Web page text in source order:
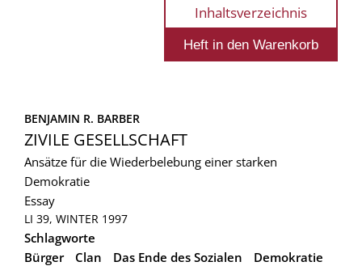
Inhaltsverzeichnis
BENJAMIN R. BARBER
ZIVILE GESELLSCHAFT
Ansätze für die Wiederbelebung einer starken
Demokratie
Essay
LI 39, WINTER 1997
Schlagworte
Bürger
Clan Das Ende des Sozialen
Demokratie